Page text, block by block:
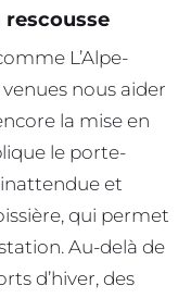
rescousse
L’Alpe-
nous aider
la mise en
le porte-
inattendue et
qui permet
Au-delà de
d’hiver, des